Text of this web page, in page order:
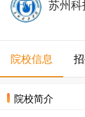
苏州
院校信息
院校简介